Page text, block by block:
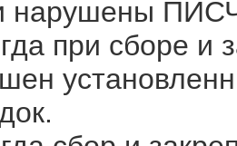
нарушены
при сборе и